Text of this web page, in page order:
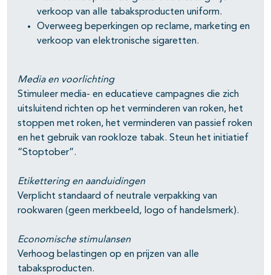
verkoop van alle tabaksproducten uniform.
Overweeg beperkingen op reclame, marketing en
verkoop van elektronische sigaretten.
Media en voorlichting
Stimuleer media- en educatieve campagnes die zich
uitsluitend richten op het verminderen van roken, het
stoppen met roken, het verminderen van passief roken
en het gebruik van rookloze tabak. Steun het initiatief
“Stoptober”.
Etikettering en aanduidingen
Verplicht standaard of neutrale verpakking van
rookwaren (geen merkbeeld, logo of handelsmerk).
Economische stimulansen
Verhoog belastingen op en prijzen van alle
tabaksproducten.